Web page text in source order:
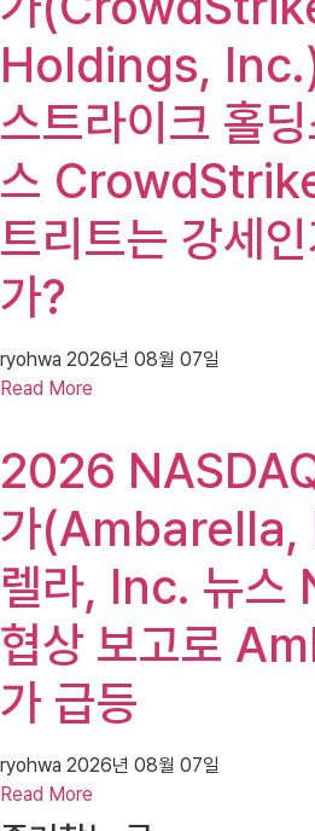
Holdings,
스트라이크 홀
스
트리트는 강세
가?
ryohwa 2026년 08월 07일
Read More
2026
가(Ambarella,
렐라, Inc. 뉴스
협상 보고로
가 급등
ryohwa 2026년 08월 07일
Read More